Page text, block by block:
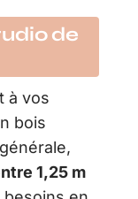
de
à vos
bois
1,25 m